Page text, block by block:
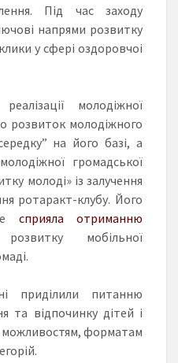
Під час заходу
напрями розвитку
у сфері оздоровчоі
молодіжної
розвиток молодіжного
на його базі, а
громадської
молоді» із залучення
ротаракт-клубу. Його
сприяла отриманню
мобільної
приділили питанню
та відпочинку дітей і
можливостям, форматам